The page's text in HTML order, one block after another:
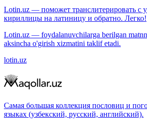
Lotin.uz — поможет транслитерировать с
кириллицы на латиницу и обратно. Легко!
Lotin.uz — foydalanuvchilarga berilgan
aksincha o'girish xizmatini taklif etadi.
lotin.uz
Самая большая коллекция пословиц и
языках (узбекский, русский, английский).